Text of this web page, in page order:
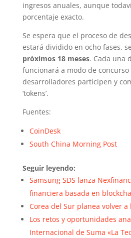
ingresos anuales, aunque
porcentaje exacto.
Se espera que el proceso de
estará dividido en ocho fases,
próximos 18 meses. Cada una
funcionará a modo de
desarrolladores participen y
‘tokens’.
Fuentes:
CoinDesk
South China Morning Post
Seguir leyendo:
Samsung SDS lanza
financiera basada en
Corea del Sur planea volver a
Los retos y oportunidades
Internacional de Suma «La